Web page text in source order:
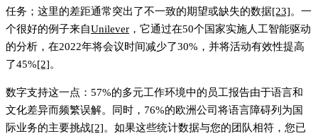
任务；这里的差距通常突出了不一致的期望或缺失的数据[23]。一
个很好的例子来自Unilever ，它通过在50个国家实施人工智能驱动
的分析，在2022年将会议时间减少了30%，并将活动有效性提高
了45%[2]。
数字支持这一点： 57%的多元工作环境中的员工报告由于语言和
文化差异而频繁误解。同时， 76%的欧洲公司 将语言障碍列为国
际业务的主要挑战[2]。如果这些统计数据与您的团队相符，您已